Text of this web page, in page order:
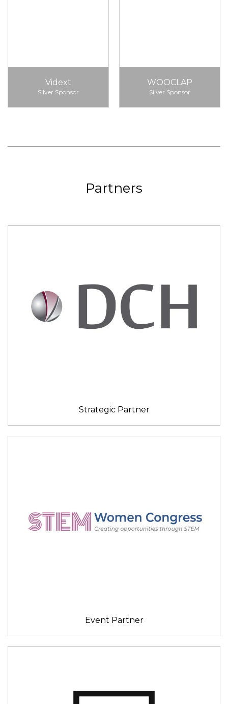
Vidext
Silver Sponsor
WOOCLAP
Silver Sponsor
Partners
Strategic Partner
Event Partner